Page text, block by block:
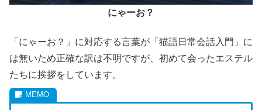
にゃーお？
「にゃーお？」に対応する言葉が「猫語日常会話入門」に
は無いため正確な訳は不明ですが、初めて会ったエステル
たちに挨拶をしています。